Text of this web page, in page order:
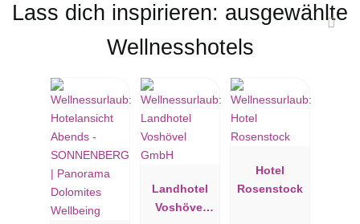
Lass dich inspirieren: ausgewählte
Wellnesshotels
Landhotel
Voshövel
Hotel
Rosenstock